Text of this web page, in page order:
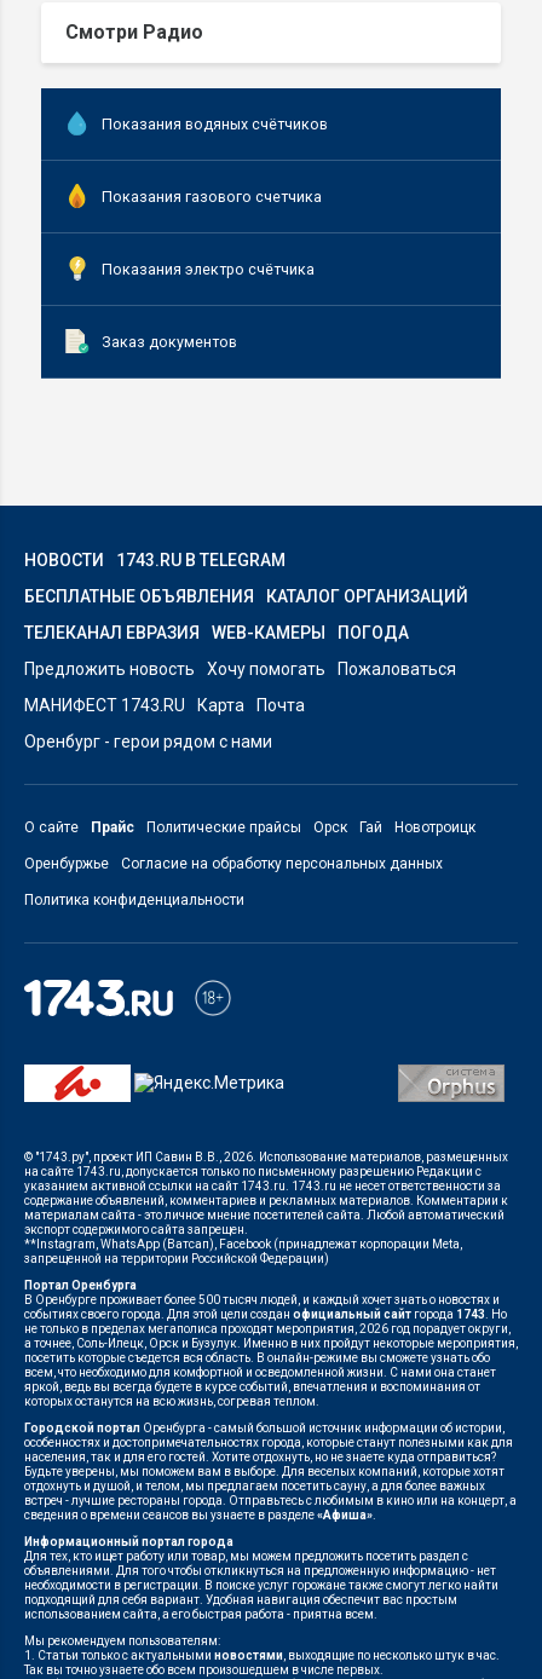
Смотри Радио
Показания водяных счётчиков
Показания газового счетчика
Показания электро счётчика
Заказ документов
НОВОСТИ
1743.RU В TELEGRAM
БЕСПЛАТНЫЕ ОБЪЯВЛЕНИЯ
КАТАЛОГ ОРГАНИЗАЦИЙ
ТЕЛЕКАНАЛ ЕВРАЗИЯ
WEB-КАМЕРЫ
ПОГОДА
Предложить новость
Хочу помогать
Пожаловаться
МАНИФЕСТ 1743.RU
Карта
Почта
Оренбург - герои рядом с нами
О сайте Прайс Политические прайсы Орск Гай Новотроицк
Оренбуржье Согласие на обработку персональных данных
Политика конфиденциальности
© "1743.ру", проект ИП Савин В.В., 2026. Использование материалов, размещенных
на сайте 1743.ru, допускается только по письменному разрешению Редакции с
указанием активной ссылки на сайт 1743.ru. 1743.ru не несет ответственности за
содержание объявлений, комментариев и рекламных материалов. Комментарии к
материалам сайта - это личное мнение посетителей сайта. Любой автоматический
экспорт содержимого сайта запрещен.
**Instagram, WhatsApp (Ватсап), Facebook (принадлежат корпорации Meta,
запрещенной на территории Российской Федерации)
Портал Оренбурга
В Оренбурге проживает более 500 тысяч людей, и каждый хочет знать о новостях и
событиях своего города. Для этой цели создан официальный сайт города 1743 . Но
не только в пределах мегаполиса проходят мероприятия, 2026 год порадует округи,
а точнее, Соль-Илецк, Орск и Бузулук. Именно в них пройдут некоторые мероприятия,
посетить которые съедется вся область. В онлайн-режиме вы сможете узнать обо
всем, что необходимо для комфортной и осведомленной жизни. С нами она станет
яркой, ведь вы всегда будете в курсе событий, впечатления и воспоминания от
которых останутся на всю жизнь, согревая теплом.
Городской портал Оренбурга - самый большой источник информации об истории,
особенностях и достопримечательностях города, которые станут полезными как для
населения, так и для его гостей. Хотите отдохнуть, но не знаете куда отправиться?
Будьте уверены, мы поможем вам в выборе. Для веселых компаний, которые хотят
отдохнуть и душой, и телом, мы предлагаем посетить сауну, а для более важных
встреч - лучшие рестораны города. Отправьтесь с любимым в кино или на концерт, а
сведения о времени сеансов вы узнаете в разделе«Афиша»
Информационный портал города
Для тех, кто ищет работу или товар, мы можем предложить посетить раздел с
объявлениями. Для того чтобы откликнуться на предложенную информацию - нет
необходимости в регистрации. В поиске услуг горожане также смогут легко найти
подходящий для себя вариант. Удобная навигация обеспечит вас простым
использованием сайта, а его быстрая работа - приятна всем.
Мы рекомендуем пользователям:
1. Статьи только с актуальными новостями , выходящие по несколько штук в час.
Так вы точно узнаете обо всем произошедшем в числе первых.